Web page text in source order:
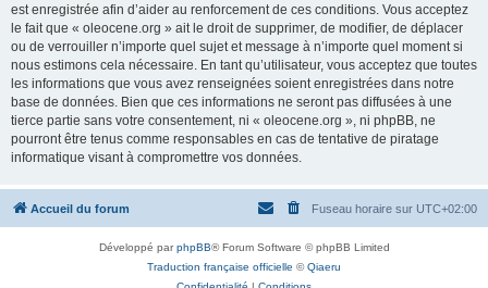
est enregistrée afin d’aider au renforcement de ces conditions. Vous acceptez
le fait que « oleocene.org » ait le droit de supprimer, de modifier, de déplacer
ou de verrouiller n’importe quel sujet et message à n’importe quel moment si
nous estimons cela nécessaire. En tant qu’utilisateur, vous acceptez que toutes
les informations que vous avez renseignées soient enregistrées dans notre
base de données. Bien que ces informations ne seront pas diffusées à une
tierce partie sans votre consentement, ni « oleocene.org », ni phpBB, ne
pourront être tenus comme responsables en cas de tentative de piratage
informatique visant à compromettre vos données.
Accueil du forum Fuseau horaire sur UTC+02:00
Développé parphpBB® Forum Software © phpBB Limited
Traduction française officielle ©Qiaeru